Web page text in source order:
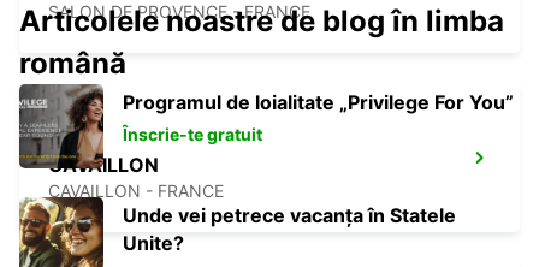
SALON DE PROVENCE - FRANCE
CAVAILLON
CAVAILLON - FRANCE
Articolele noastre de blog în limba
română
Programul de loialitate „Privilege For You”
Înscrie-te gratuit
Unde vei petrece vacanța în Statele
Unite?